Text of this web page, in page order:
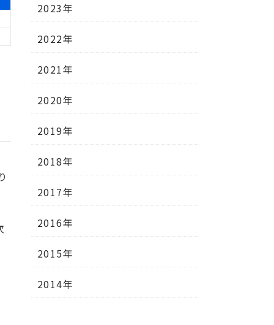
2023年
2022年
2021年
2020年
2019年
2018年
2017年
2016年
2015年
2014年